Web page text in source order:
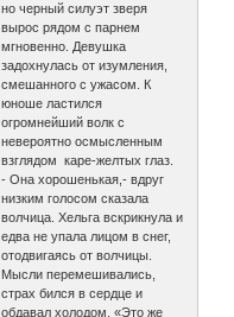
но черный силуэт зверя
вырос рядом с парнем
мгновенно. Девушка
задохнулась от изумления,
смешанного с ужасом. К
юноше ластился
огромнейший волк с
невероятно осмысленным
взглядом каре-желтых глаз.
- Она хорошенькая,- вдруг
низким голосом сказала
волчица. Хельга вскрикнула и
едва не упала лицом в снег,
отодвигаясь от волчицы.
Мысли перемешивались,
страх бился в сердце и
обдавал холодом. «Это же